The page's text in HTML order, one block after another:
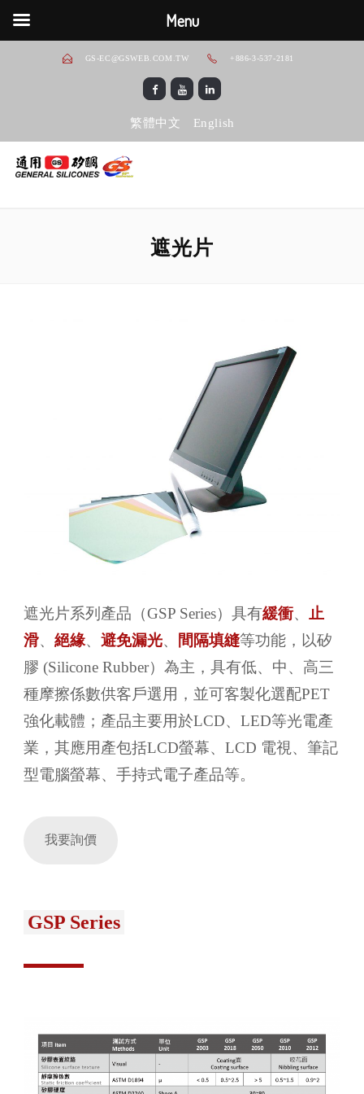
GS-EC@GSWEB.COM.TW +886-3-537-2181
繁體中文 English
遮光片
遮光片系列產品（GSP Series）具有緩衝、
止
滑、 絕緣、 避免漏光、 間隔填縫等功能，以矽
膠 (Silicone Rubber）為主，具有低、中、高三
種摩擦係數供客戶選用，並可客製化選配PET
強化載體；產品主要用於LCD、LED等光電產
業，其應用產包括LCD螢幕、LCD 電視、筆記
型電腦螢幕、手持式電子產品等。
我要詢價
GSP Series
Menu